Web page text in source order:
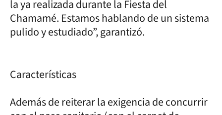
la ya realizada durante la Fiesta del
Chamamé. Estamos hablando de un sistema
pulido y estudiado”, garantizó.
Características
Además de reiterar la exigencia de concurrir